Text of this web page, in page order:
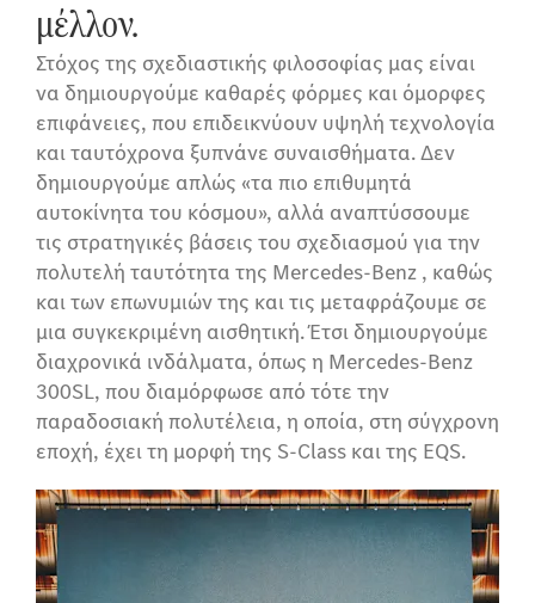
μέλλον.
Στόχος της σχεδιαστικής φιλοσοφίας μας είναι
να δημιουργούμε καθαρές φόρμες και όμορφες
επιφάνειες, που επιδεικνύουν υψηλή τεχνολογία
και ταυτόχρονα ξυπνάνε συναισθήματα. Δεν
δημιουργούμε απλώς «τα πιο επιθυμητά
αυτοκίνητα του κόσμου», αλλά αναπτύσσουμε
τις στρατηγικές βάσεις του σχεδιασμού για την
πολυτελή ταυτότητα της Mercedes-Benz , καθώς
και των επωνυμιών της και τις μεταφράζουμε σε
μια συγκεκριμένη αισθητική. Έτσι δημιουργούμε
διαχρονικά ινδάλματα, όπως η Mercedes-Benz
300SL, που διαμόρφωσε από τότε την
παραδοσιακή πολυτέλεια, η οποία, στη σύγχρονη
εποχή, έχει τη μορφή της S-Class και της EQS.